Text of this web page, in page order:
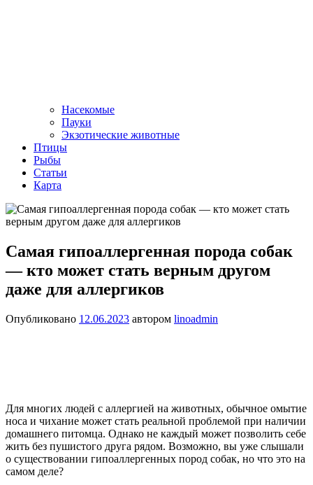
Насекомые
Пауки
Экзотические животные
Птицы
Рыбы
Статьи
Карта
Самая гипоаллергенная порода собак
— кто может стать верным другом
даже для аллергиков
Опубликовано 12.06.2023 автором linoadmin
Для многих людей с аллергией на животных, обычное омытие
носа и чихание может стать реальной проблемой при наличии
домашнего питомца. Однако не каждый может позволить себе
жить без пушистого друга рядом. Возможно, вы уже слышали
о существовании гипоаллергенных пород собак, но что это на
самом деле?